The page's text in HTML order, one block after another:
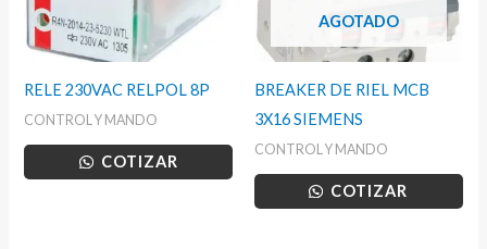
RELE 230VAC RELPOL 8P
CONTROL Y MANDO
COTIZAR
AGOTADO
BREAKER DE RIEL MCB
3X16 SIEMENS
CONTROL Y MANDO
COTIZAR